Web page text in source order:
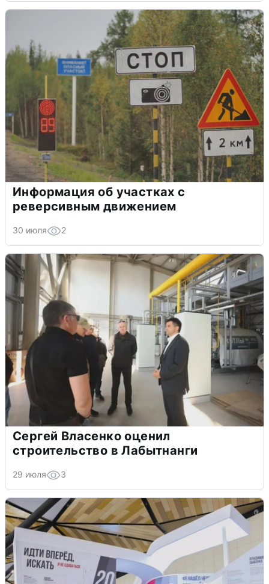
Информация об участках с
реверсивным движением
30 июля 2
Сергей Власенко оценил
строительство в Лабытнанги
29 июля 3